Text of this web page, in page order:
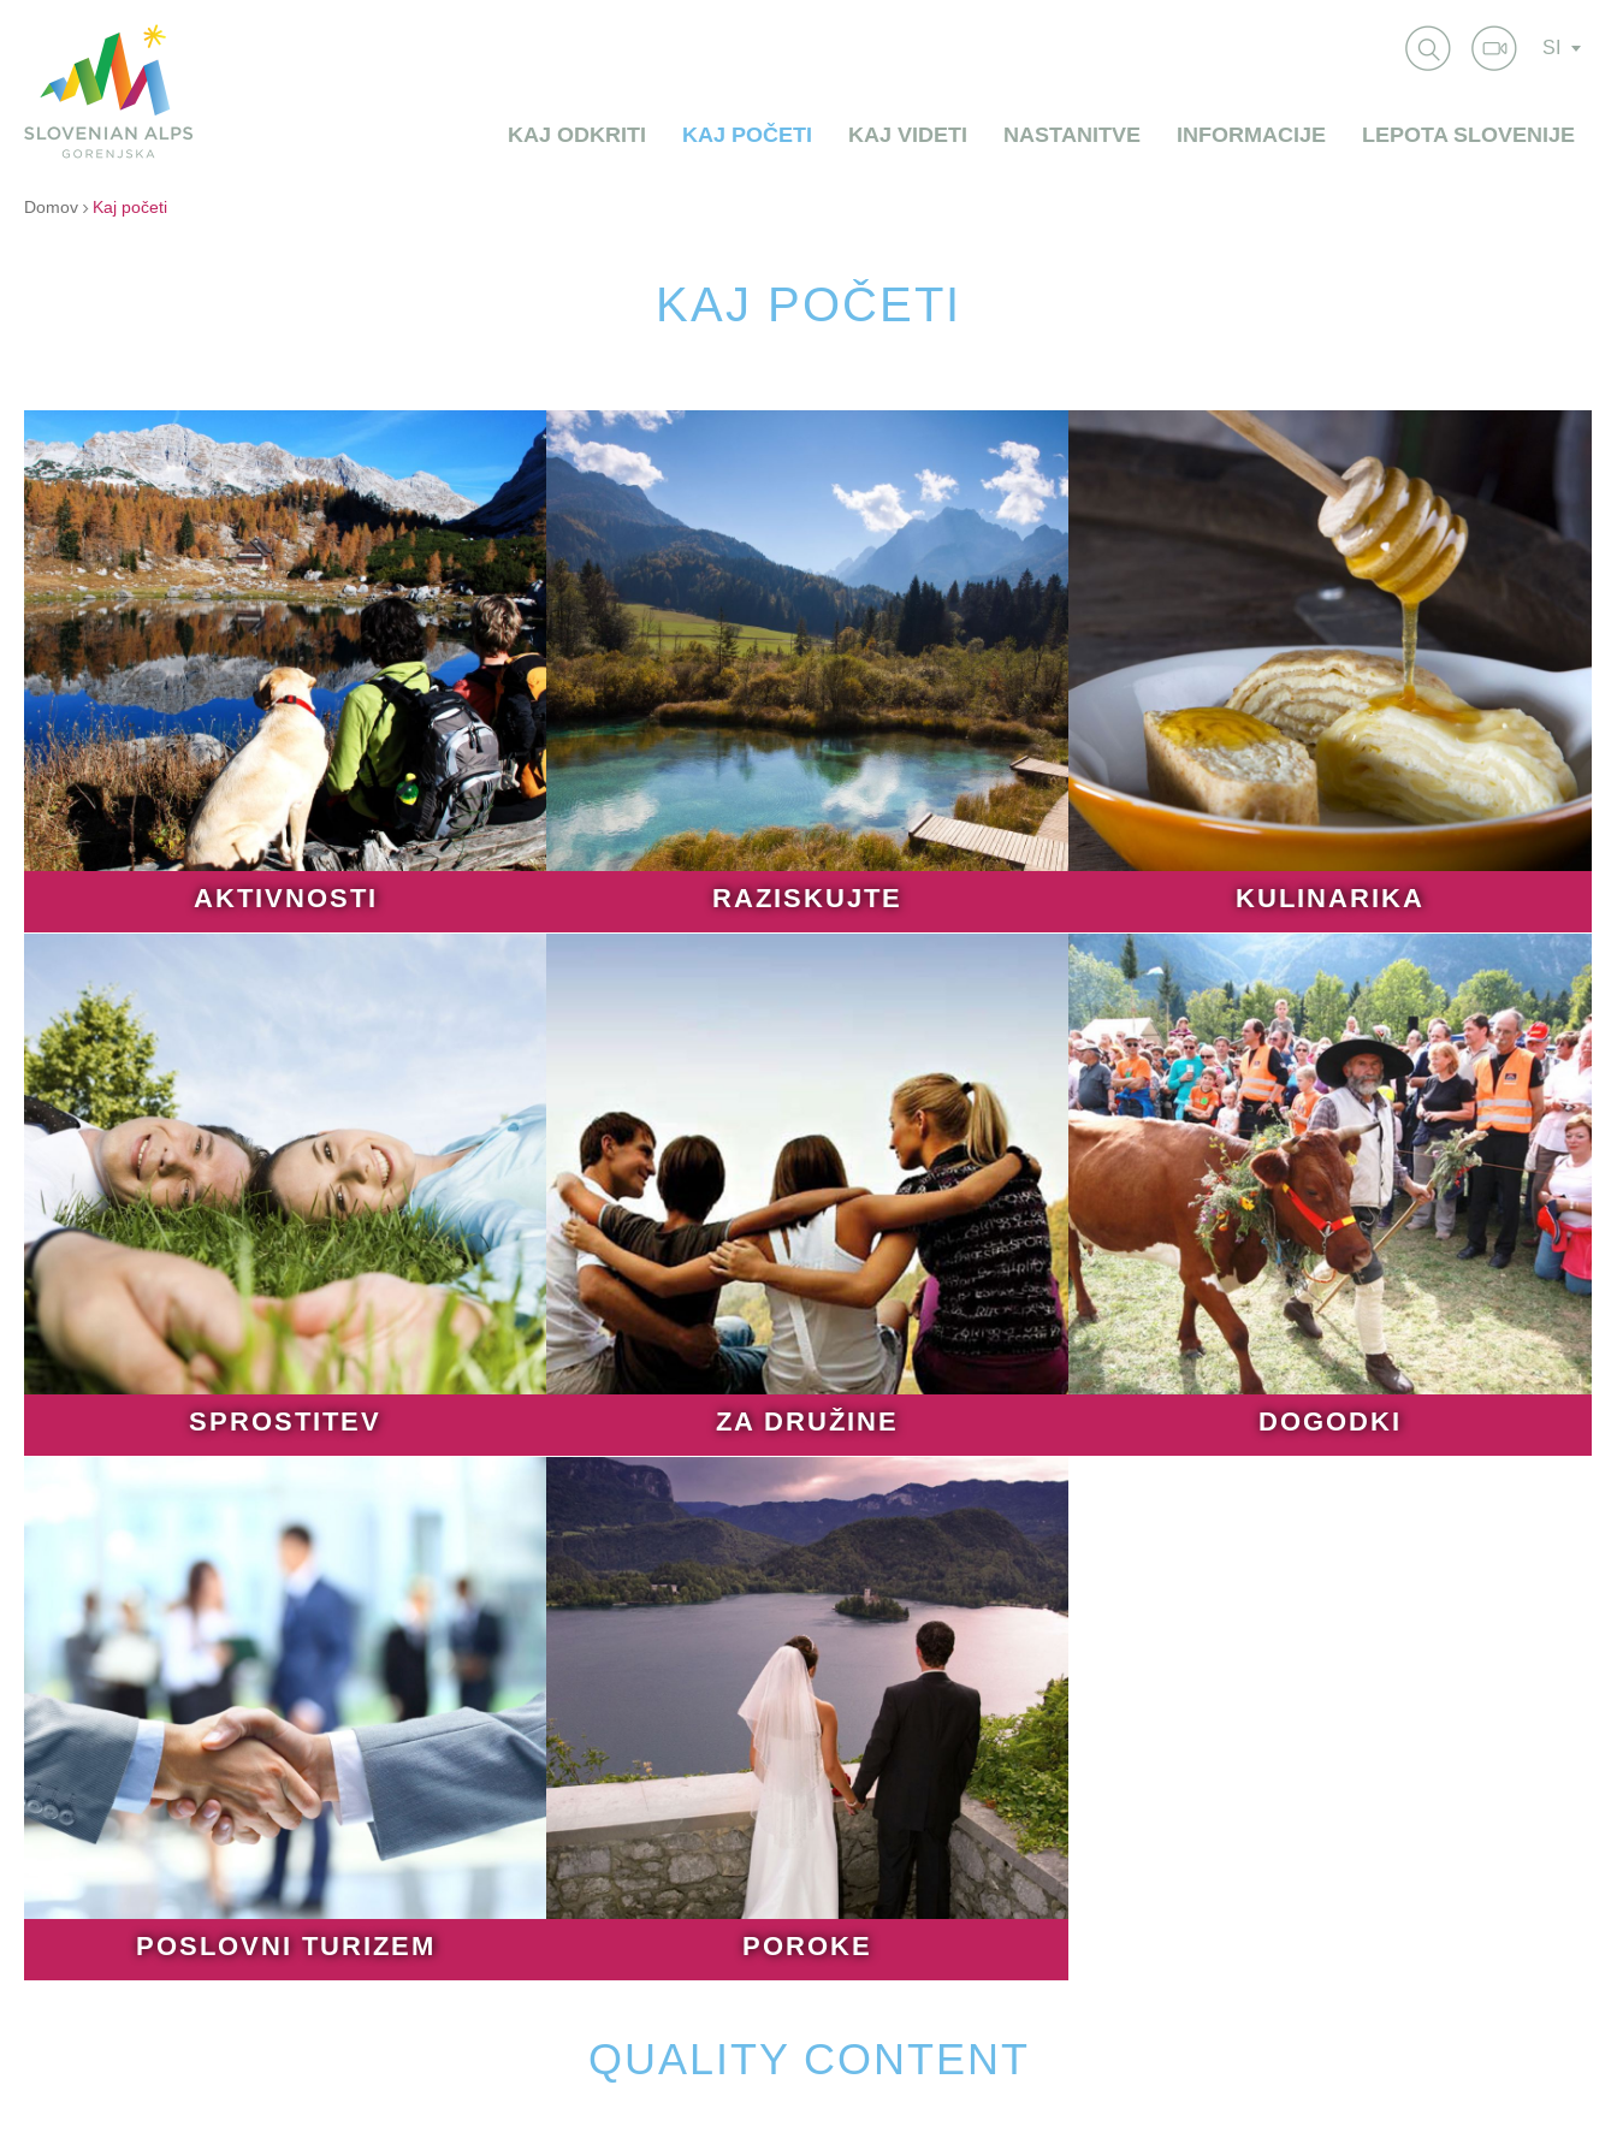
SI
KAJ ODKRITI KAJ POČETI KAJ VIDETI NASTANITVE INFORMACIJE LEPOTA SLOVENIJE
Domov Kaj početi
KAJ POČETI
AKTIVNOSTI RAZISKUJTE KULINARIKA
SPROSTITEV ZA DRUŽINE DOGODKI
POSLOVNI TURIZEM POROKE
QUALITY CONTENT